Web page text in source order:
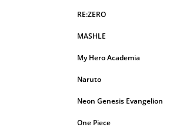
RE:ZERO
MASHLE
My Hero Academia
Naruto
Neon Genesis Evangelion
One Piece